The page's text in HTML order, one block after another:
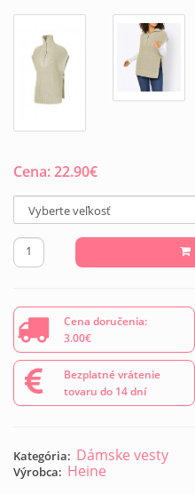
Cena:22.90€
Cena doručenia:
3.00€
Bezplatné vrátenie
tovaru do 14 dní
Kategória: Dámske vesty
Výrobca: Heine